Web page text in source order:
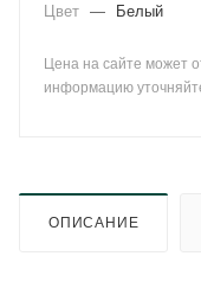
Цвет — Белый
Цена на сайте может
информацию
ОПИСАНИЕ